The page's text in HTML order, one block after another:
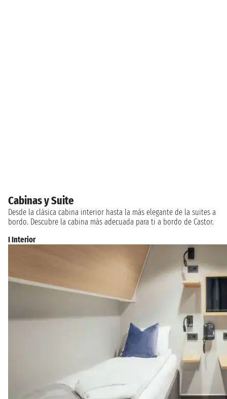
Cabinas y Suite
Desde la clásica cabina interior hasta la más elegante de la suites a
bordo. Descubre la cabina más adecuada para ti a bordo de Castor.
I Interior